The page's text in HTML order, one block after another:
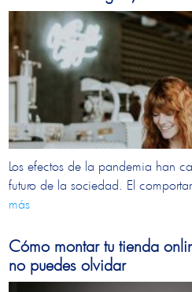
Los efectos de la pandemia han
futuro de la sociedad. El
más
Cómo montar tu tienda
no puedes olvidar